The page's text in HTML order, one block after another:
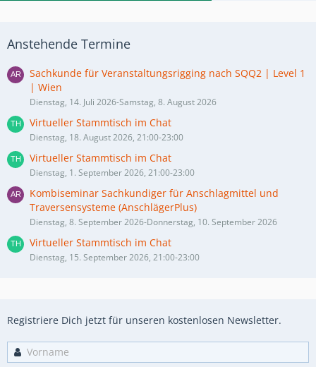
Anstehende Termine
Sachkunde für Veranstaltungsrigging nach SQQ2 | Level 1
| Wien
Dienstag, 14. Juli 2026-Samstag, 8. August 2026
Virtueller Stammtisch im Chat
Dienstag, 18. August 2026, 21:00-23:00
Virtueller Stammtisch im Chat
Dienstag, 1. September 2026, 21:00-23:00
Kombiseminar Sachkundiger für Anschlagmittel und
Traversensysteme (AnschlägerPlus)
Dienstag, 8. September 2026-Donnerstag, 10. September 2026
Virtueller Stammtisch im Chat
Dienstag, 15. September 2026, 21:00-23:00
Registriere Dich jetzt für unseren kostenlosen Newsletter.